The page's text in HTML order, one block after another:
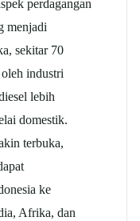
perdagangan
menjadi
sekitar 70
industri
lebih
domestik.
terbuka,
ke
Afrika, dan